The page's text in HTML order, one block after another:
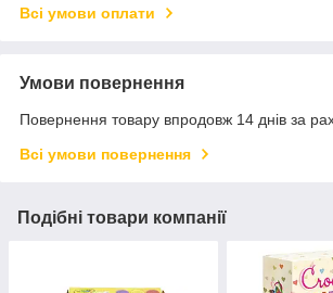
Всі умови оплати
Умови повернення
Повернення товару впродовж 14 днів за
Всі умови повернення
Подібні товари компанії